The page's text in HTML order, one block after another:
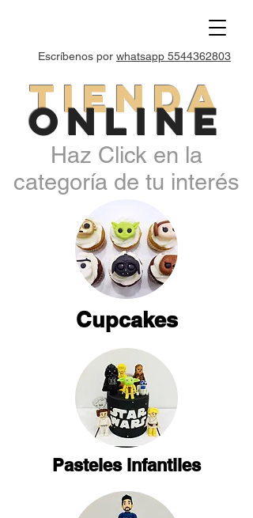
Escríbenos por whatsapp 5544362803
Tienda
ONLINE
Haz Click en la
categoría de tu interés
Cupcakes
Pasteles infantiles